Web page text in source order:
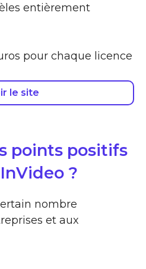
entièrement
pour chaque licence
le site
points positifs
?
nombre
et aux